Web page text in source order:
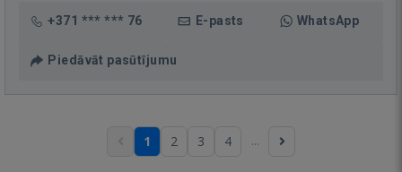
+371 *** *** 76 E-pasts WhatsApp
Piedāvāt pasūtījumu
1 2 3 4 ...